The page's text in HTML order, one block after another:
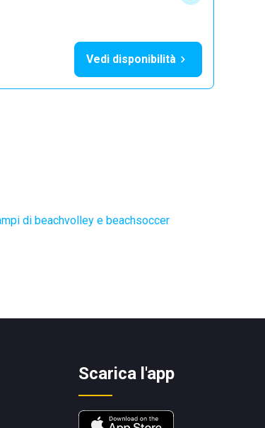
Vedi disponibilità
di beachvolley e beachsoccer
Scarica l'app